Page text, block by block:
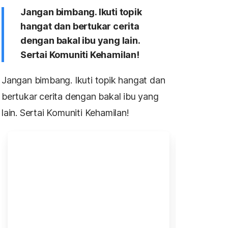
Jangan bimbang. Ikuti topik
hangat dan bertukar cerita
dengan bakal ibu yang lain.
Sertai Komuniti Kehamilan!
Jangan bimbang. Ikuti topik hangat dan
bertukar cerita dengan bakal ibu yang
lain. Sertai Komuniti Kehamilan!